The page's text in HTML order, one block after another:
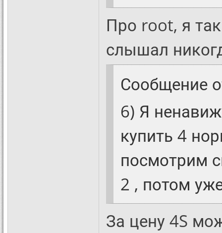
Про root, я
слышал
Сообщение
6) Я
купить 4
посмотрим
2 , потом
За цену 4S